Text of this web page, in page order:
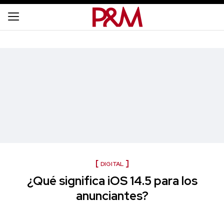
DIGITAL
¿Qué significa iOS 14.5 para los
anunciantes?